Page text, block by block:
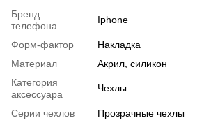
Бренд
телефона
Iphone
Форм-фактор
Накладка
Материал
Акрил, силикон
Категория
аксессуара
Чехлы
Серии чехлов
Прозрачные чехлы